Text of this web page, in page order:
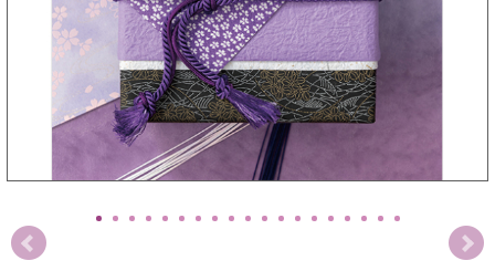
ランキング
送料無料
カタログギフト
特選ギフト
お急ぎ便